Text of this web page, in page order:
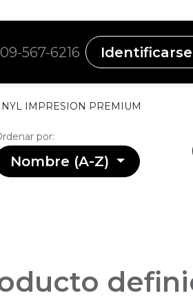
567-6216 Identificarse
IMPRESION PREMIUM
por:
Nombre (A-Z)